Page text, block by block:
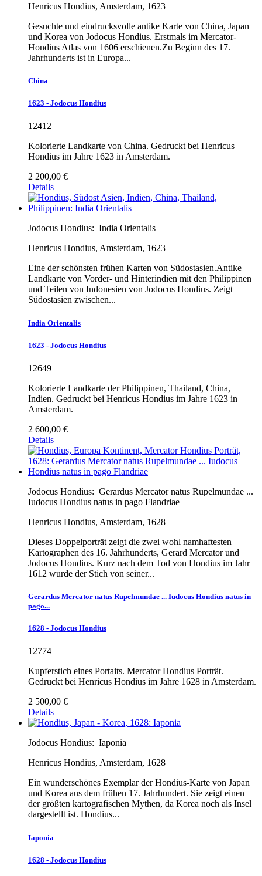
Henricus Hondius, Amsterdam, 1623
Gesuchte und eindrucksvolle antike Karte von China, Japan
und Korea von Jodocus Hondius. Erstmals im Mercator-
Hondius Atlas von 1606 erschienen.Zu Beginn des 17.
Jahrhunderts ist in Europa...
China
1623 - Jodocus Hondius
12412
Kolorierte Landkarte von China. Gedruckt bei Henricus
Hondius im Jahre 1623 in Amsterdam.
2 200,00 €
Details
Jodocus Hondius: India Orientalis
Henricus Hondius, Amsterdam, 1623
Eine der schönsten frühen Karten von Südostasien.Antike
Landkarte von Vorder- und Hinterindien mit den Philippinen
und Teilen von Indonesien von Jodocus Hondius. Zeigt
Südostasien zwischen...
India Orientalis
1623 - Jodocus Hondius
12649
Kolorierte Landkarte der Philippinen, Thailand, China,
Indien. Gedruckt bei Henricus Hondius im Jahre 1623 in
Amsterdam.
2 600,00 €
Details
Jodocus Hondius: Gerardus Mercator natus Rupelmundae ...
Iudocus Hondius natus in pago Flandriae
Henricus Hondius, Amsterdam, 1628
Dieses Doppelporträt zeigt die zwei wohl namhaftesten
Kartographen des 16. Jahrhunderts, Gerard Mercator und
Jodocus Hondius. Kurz nach dem Tod von Hondius im Jahr
1612 wurde der Stich von seiner...
Gerardus Mercator natus Rupelmundae ... Iudocus Hondius natus in
pago...
1628 - Jodocus Hondius
12774
Kupferstich eines Portaits. Mercator Hondius Porträt.
Gedruckt bei Henricus Hondius im Jahre 1628 in Amsterdam.
2 500,00 €
Details
Jodocus Hondius: Iaponia
Henricus Hondius, Amsterdam, 1628
Ein wunderschönes Exemplar der Hondius-Karte von Japan
und Korea aus dem frühen 17. Jahrhundert. Sie zeigt einen
der größten kartografischen Mythen, da Korea noch als Insel
dargestellt ist. Hondius...
Iaponia
1628 - Jodocus Hondius